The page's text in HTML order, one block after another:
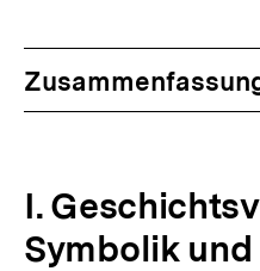
I.
Symbolik